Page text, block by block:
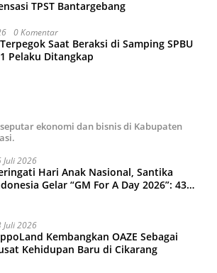
TPST Bantargebang
0 Komentar
Saat Beraksi di Samping SPBU
Pelaku Ditangkap
ekonomi dan bisnis di Kabupaten
Juli 2026
Hari Anak Nasional, Santika
Gelar “GM For A Day 2026”: 43
Juli 2026
Kembangkan OAZE Sebagai
Kehidupan Baru di Cikarang